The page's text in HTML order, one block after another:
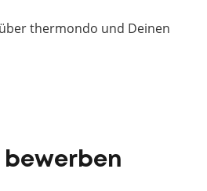
thermondo und Deinen